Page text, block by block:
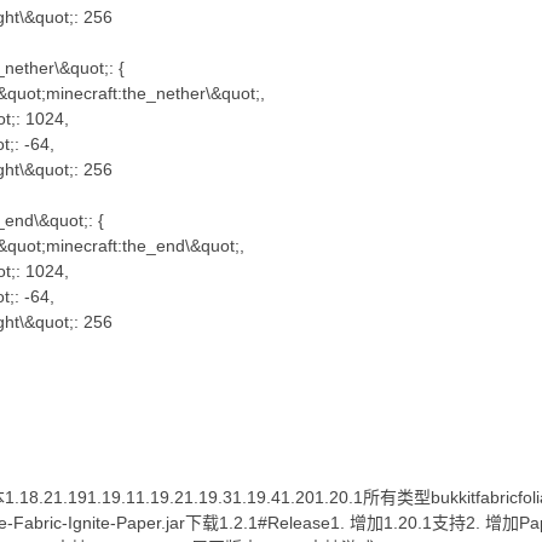
256
{
1024,
-64,
256
{
1024,
-64,
256
所有类型
Fabric-Ignite-Paper.jar下载1.2.1#Release1. 增加1.20.1支持2. 增加